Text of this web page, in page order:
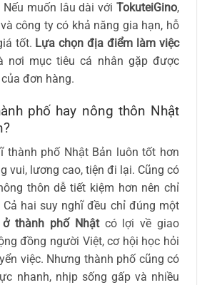
muốn lâu dài với TokuteiGino,
công ty có khả năng gia hạn, hỗ
tốt. Lựa chọn địa điểm làm việc
nơi mục tiêu cá nhân gặp được
đơn hàng.
phố hay nông thôn Nhật
thành phố Nhật Bản luôn tốt hơn
vui, lương cao, tiện đi lại. Cũng có
thôn dễ tiết kiệm hơn nên chỉ
hai suy nghĩ đều chỉ đúng một
ở thành phố Nhậtcó lợi về giao
đồng người Việt, cơ hội học hỏi
việc. Nhưng thành phố cũng có
nhanh, nhịp sống gấp và nhiều